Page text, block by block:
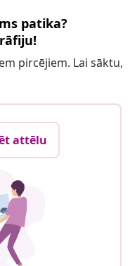
patika?
pircējiem. Lai sāktu,
attēlu